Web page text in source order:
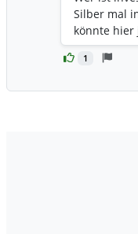
1
Silber mal
könnte hier